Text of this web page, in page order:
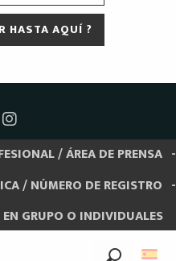
HASTA AQUÍ ?
/ ÁREA DE PRENSA
/ NÚMERO DE REGISTRO
GRUPO O INDIVIDUALES